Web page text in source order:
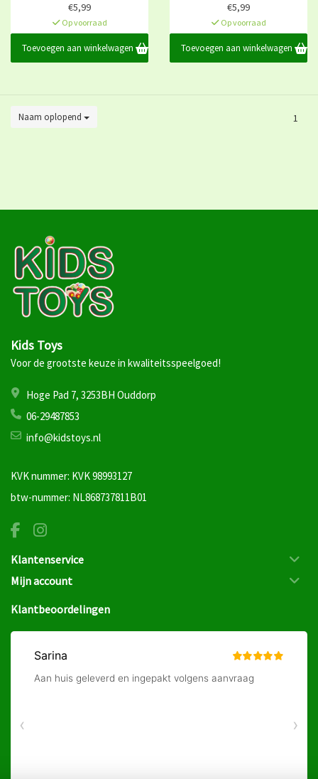
€5,99
Op voorraad
Toevoegen aan winkelwagen
€5,99
Op voorraad
Toevoegen aan winkelwagen
Naam oplopend 1
Kids Toys
Voor de grootste keuze in kwaliteitsspeelgoed!
Hoge Pad 7, 3253BH Ouddorp
06-29487853
info@kidstoys.nl
KVK nummer: KVK 98993127
btw-nummer: NL868737811B01
Klantenservice
Mijn account
Klantbeoordelingen